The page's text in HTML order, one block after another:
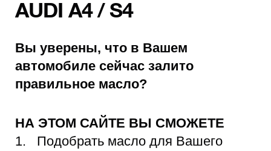
AUDI A4 / S4
Вы уверены, что в Вашем
автомобиле сейчас залито
правильное масло?
НА ЭТОМ САЙТЕ ВЫ СМОЖЕТЕ
Подобрать масло для Вашего